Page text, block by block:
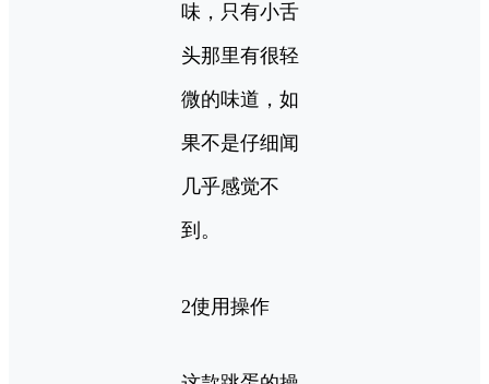
味，只有小舌
头那里有很轻
微的味道，如
果不是仔细闻
几乎感觉不
到。
2使用操作